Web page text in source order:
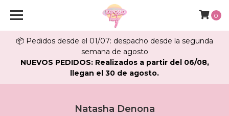
📦 Pedidos desde el 01/07: despacho desde la segunda
semana de agosto
NUEVOS PEDIDOS: Realizados a partir del 06/08,
llegan el 30 de agosto.
0
Natasha Denona